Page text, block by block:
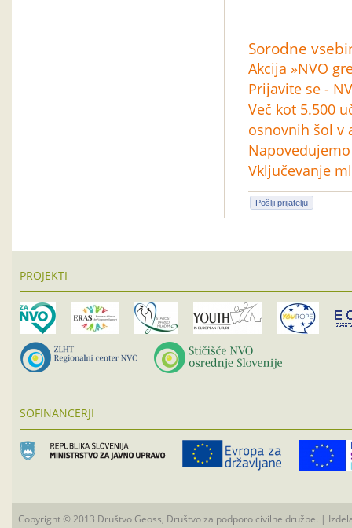
Sorodne
Akcija »NVO
Prijavite se -
Več kot 5.500
osnovnih šol v
Vključevanje
Pošlji prijatelju
PROJEKTI
SOFINANCERJI
Copyright © 2013 Društvo Geoss, Društvo za podporo civilne družbe. |